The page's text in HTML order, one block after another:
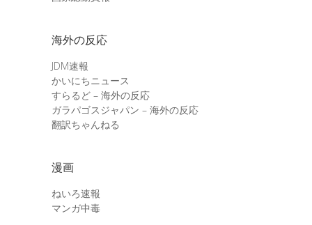
海外の反応
JDM速報
かいにちニュース
すらるど – 海外の反応
ガラパゴスジャパン – 海外の反応
翻訳ちゃんねる
漫画
ねいろ速報
マンガ中毒